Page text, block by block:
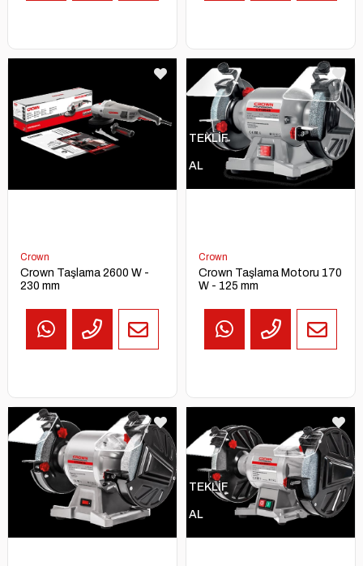
TEKLİF
AL
Crown
Crown Taşlama 2600 W -
230 mm
Crown
Crown Taşlama Motoru 170
W - 125 mm
TEKLİF
AL